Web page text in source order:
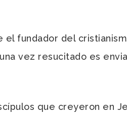
fundador del
vez resucitado es
que creyeron en